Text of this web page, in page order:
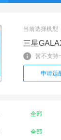
当前选择机型
三星
暂不支持
申请适
全部
全部